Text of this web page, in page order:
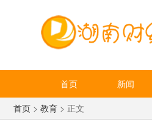
首页 新闻
首页 > 教育 > 正文